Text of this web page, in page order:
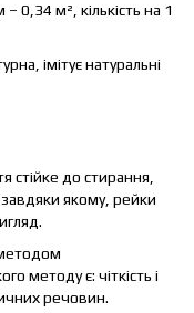
0,34 м², кількість на 1
імітує натуральні
стійке до стирання,
якому, рейки
методу є: чіткість і
речовин.